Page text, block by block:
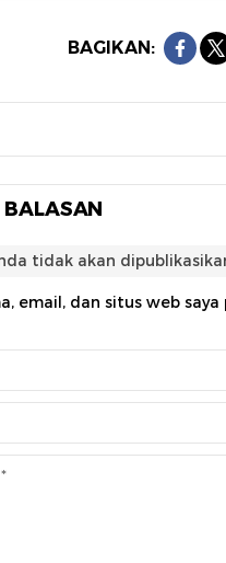
BAGIKAN:
tidak akan
email, dan situs web